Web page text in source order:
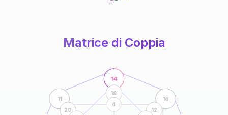
60
Matrice di Coppia
14
11 16
18
4
20 12